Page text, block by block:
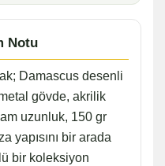
Notu
Damascus desenli
gövde, akrilik
uzunluk, 150 gr
yapısını bir arada
bir koleksiyon